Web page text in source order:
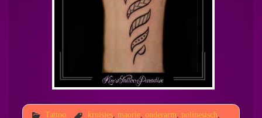
Tattoo kruisjes, maorie, onderarm polinesisch